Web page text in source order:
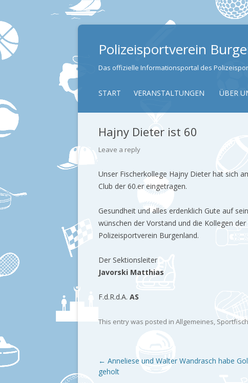
Polizeisportverein
Das offizielle Informationsportal des
START VERANSTALTUNGEN ÜBER
Hajny Dieter ist 60
Leave a reply
Unser Fischerkollege Hajny Dieter hat sich
Club der 60.er eingetragen.
Gesundheit und alles erdenklich Gute auf
wünschen der Vorstand und die Kollegen
Polizeisportverein Burgenland.
Der Sektionsleiter
Javorski Matthias
F.d.R.d.A. AS
This entry was posted in Allgemeines,
Post navigation
← Anneliese und Walter Wandrasch habe
geholt